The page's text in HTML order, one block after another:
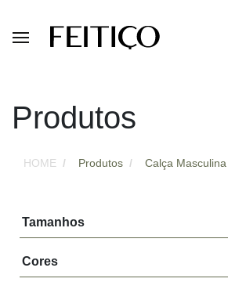
Produtos
HOME Produtos Calça Masculina
Tamanhos
Cores